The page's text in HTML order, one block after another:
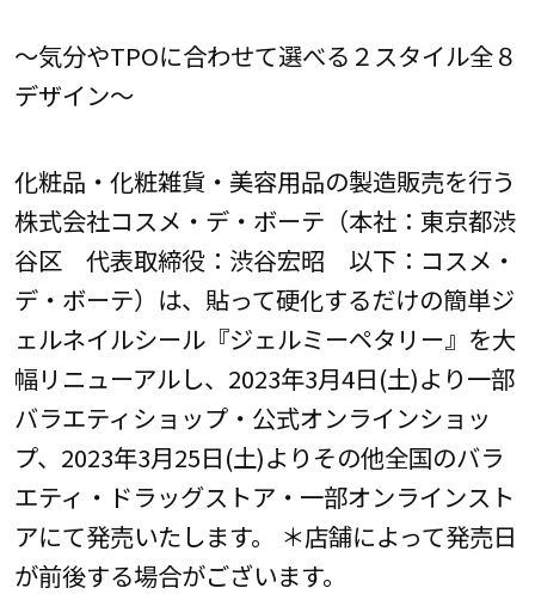
～気分やTPOに合わせて選べる２スタイル全８
デザイン～
化粧品・化粧雑貨・美容用品の製造販売を行う
株式会社コスメ・デ・ボーテ（本社：東京都渋
谷区 代表取締役：渋谷宏昭 以下：コスメ・
デ・ボーテ）は、貼って硬化するだけの簡単ジ
ェルネイルシール『ジェルミーペタリー』を大
幅リニューアルし、2023年3月4日(土)より一部
バラエティショップ・公式オンラインショッ
プ、2023年3月25日(土)よりその他全国のバラ
エティ・ドラッグストア・一部オンラインスト
アにて発売いたします。 ＊店舗によって発売日
が前後する場合がございます。